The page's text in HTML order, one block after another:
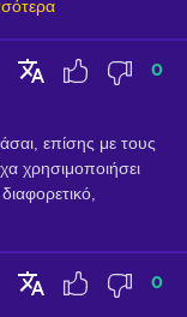
0
επίσης με τους
χρησιμοποιήσει
0